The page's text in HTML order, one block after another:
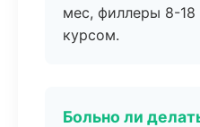
мес, филлеры 8-
курсом.
Больно ли